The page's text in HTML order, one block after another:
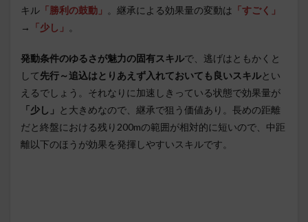
キル 「勝利の鼓動」 。継承による効果量の変動は 「すごく」
→
「少し」 。
発動条件のゆるさが魅力の固有スキルで、逃げはともかくと
して先行～追込はとりあえず入れておいても良いスキルとい
えるでしょう。それなりに加速しきっている状態で効果量が
「少し」 と大きめなので、継承で狙う価値あり。長めの距離
だと終盤における残り200mの範囲が相対的に短いので、中距
離以下のほうが効果を発揮しやすいスキルです。